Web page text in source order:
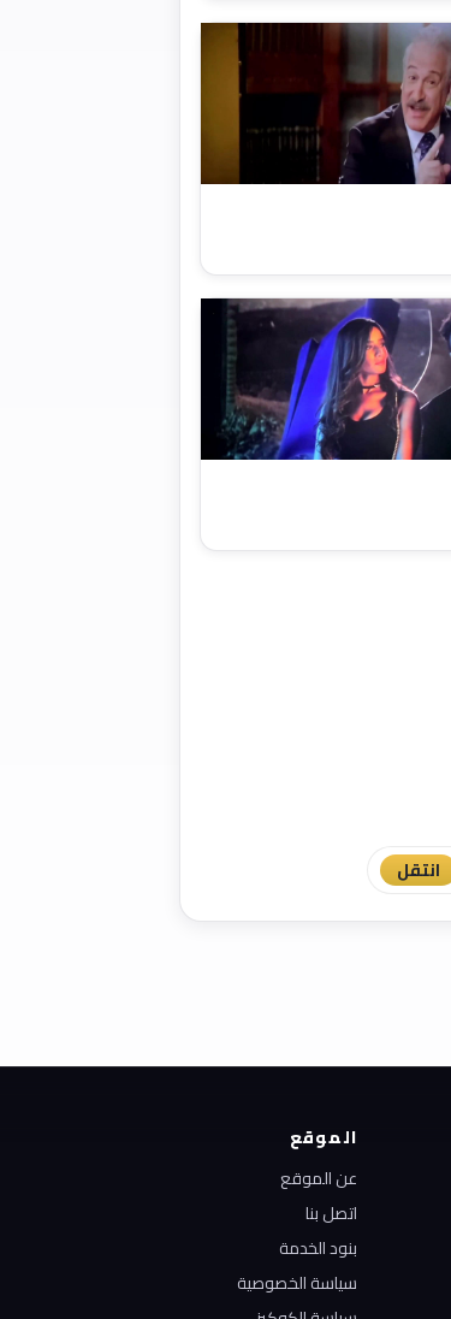
انتقل
الموقع
عن الموقع
اتصل بنا
بنود الخدمة
سياسة الخصوصية